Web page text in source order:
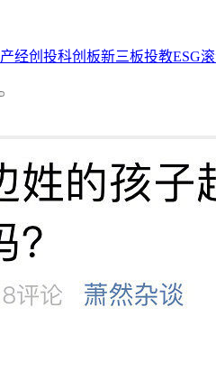
产经创投科创板新三板投教ESG